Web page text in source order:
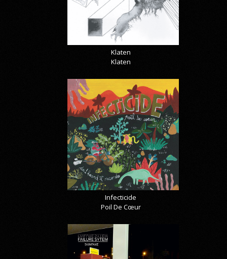
Klaten
Klaten
Infecticide
Poil De Cœur